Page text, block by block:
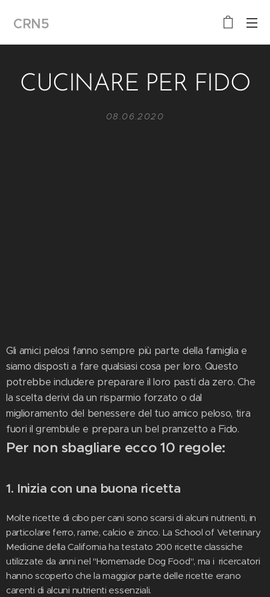
CRN5
CUCINARE PER FIDO
08.06.2020
Gli amici pelosi fanno sempre più parte della famiglia e
siamo disposti a fare qualsiasi cosa per loro. Questo
potrebbe includere preparare il loro pasti da zero. Che
la scelta derivi da un risparmio forzato o dal
miglioramento del benessere del tuo amico peloso, tira
fuori il grembiule e prepara un bel pranzetto a Fido.
Per non sbagliare ecco 10 regole:
1. Inizia con una buona ricetta
Molte ricette di cibo per cani sono scarsi di alcuni nutrienti, in
particolare ferro, rame, calcio e zinco. La School of Veterinary
Medicine della California ha testato 200 ricette classiche
utilizzate da anni nel "Homemade Dog Food", ma i ricercatori
hanno scoperto che la maggior parte delle ricette erano
carenti di alcuni nutrienti essenziali.